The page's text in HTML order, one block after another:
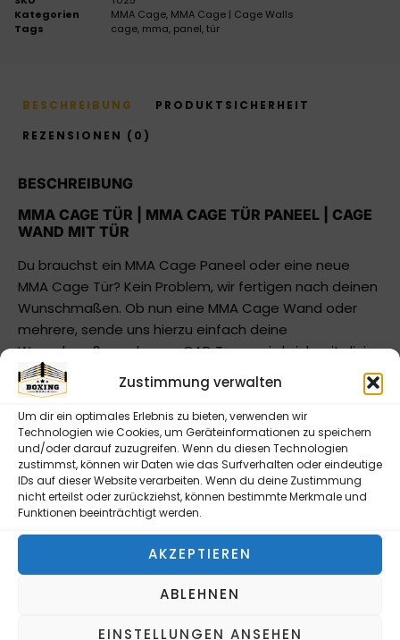
Zustimmung verwalten
Um dir ein optimales Erlebnis zu bieten, verwenden wir
Technologien wie Cookies, um Geräteinformationen zu speichern
und/oder darauf zuzugreifen. Wenn du diesen Technologien
zustimmst, können wir Daten wie das Surfverhalten oder eindeutige
IDs auf dieser Website verarbeiten. Wenn du deine Zustimmung
nicht erteilst oder zurückziehst, können bestimmte Merkmale und
Funktionen beeinträchtigt werden.
AKZEPTIEREN
ABLEHNEN
EINSTELLUNGEN ANSEHEN
Kategorien
MMA Cage, MMA Cage | Cage Walls
Tags
cage, mma, panel,tür
BESCHREIBUNG
PRODUKTSICHERHEIT
REZENSIONEN (0)
BESCHREIBUNG
MMA CAGE TÜR | MMA CAGE TÜR PANEEL | CAGE
WAND MIT TÜR
Du brauchst ein MMA Cage Paneel oder eine neue
MMA Cage Tür? Kein Problem, wir fertigen nach deinen
Wunschmaßen. Ob nun eine MMA Cage Wand oder
mehrere, sende uns hierzu einfach deine
Wunschmaße und unser CAD Team wird sich mit dir in
Verbindung setzen. Auch Befestigungsmöglichkeiten
seitlich oder nach unten/oben sowie hinten sind bei
uns möglich. Unsere MMA Cage Paneels werden
Pulverbeschichtet ausgeliefert und innen mit unserem
hochqualitativen Draht bespannt. Da die MMA Cage
Türen immer individuell gestaltet werden, haben wir
als Produktfoto nur ein Beispiel gewählt. Unsere MMA
Cage Türen werden nach individuellem Maß für den
Kunden erstellt.